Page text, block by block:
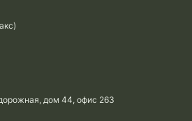
дом 44, офис 263